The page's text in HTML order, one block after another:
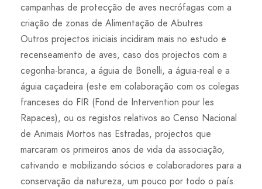
campanhas de protecção de aves necrófagas com a
criação de zonas de Alimentação de Abutres
Outros projectos iniciais incidiram mais no estudo e
recenseamento de aves, caso dos projectos com a
cegonha-branca, a águia de Bonelli, a águia-real e a
águia caçadeira (este em colaboração com os colegas
franceses do FIR (Fond de Intervention pour les
Rapaces), ou os registos relativos ao Censo Nacional
de Animais Mortos nas Estradas, projectos que
marcaram os primeiros anos de vida da associação,
cativando e mobilizando sócios e colaboradores para a
conservação da natureza, um pouco por todo o país.